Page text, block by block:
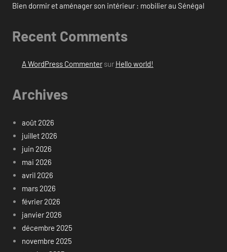
Bien dormir et aménager son intérieur : mobilier au Sénégal
Recent Comments
A WordPress Commentersur Hello world!
Archives
août 2026
juillet 2026
juin 2026
mai 2026
avril 2026
mars 2026
février 2026
janvier 2026
décembre 2025
novembre 2025